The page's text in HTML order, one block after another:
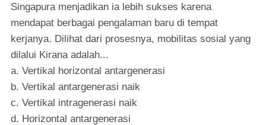
Singapura menjadikan ia lebih sukses karena
mendapat berbagai pengalaman baru di tempat
kerjanya. Dilihat dari prosesnya, mobilitas sosial yang
dilalui Kirana adalah...
a. Vertikal horizontal antargenerasi
b. Vertikal antargenerasi naik
c. Vertikal intragenerasi naik
d. Horizontal antargenerasi